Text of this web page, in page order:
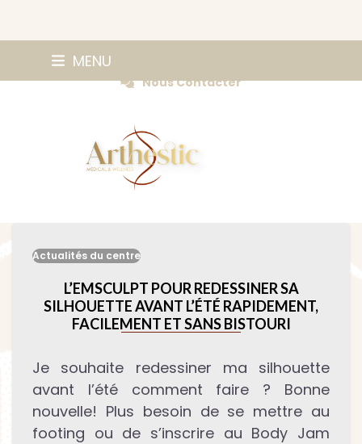
MENU
Nous Contacter
Actualités du centre
L’EMSCULPT POUR REDESSINER SA
SILHOUETTE AVANT L’ÉTÉ RAPIDEMENT,
FACILEMENT ET SANS BISTOURI
Je souhaite redessiner ma silhouette
avant l’été comment faire ? Bonne
nouvelle! Plus besoin de se mettre au
footing ou de s’inscrire au Body Jam